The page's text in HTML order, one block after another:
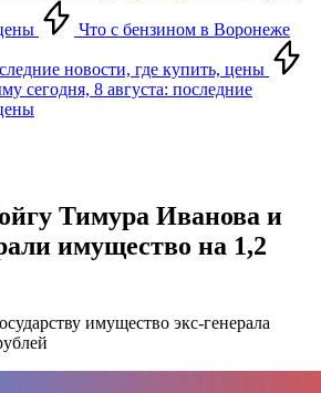
Что с бензином в Воронеже
новости, где купить, цены
сегодня, 8 августа: последние
Тимура Иванова и
имущество на 1,2
имущество экс-генерала